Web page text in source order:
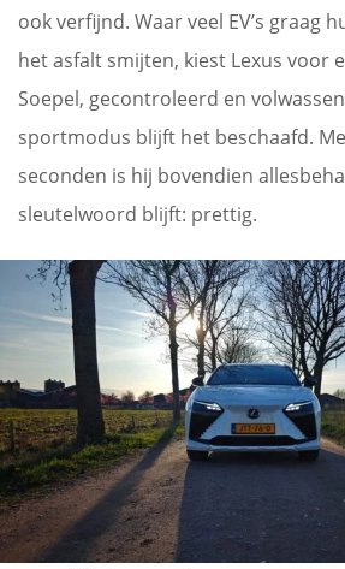
ook verfijnd. Waar veel EV’s graag
het asfalt smijten, kiest Lexus voor
Soepel, gecontroleerd en
sportmodus blijft het beschaafd.
seconden is hij bovendien
sleutelwoord blijft: prettig.